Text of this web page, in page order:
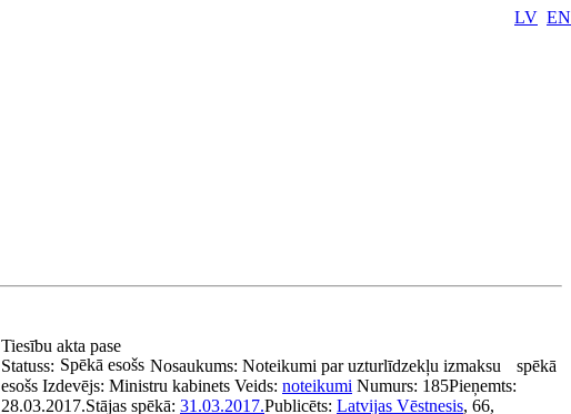
LV EN
Tiesību akta pase
Nosaukums: Noteikumi par uzturlīdzekļu izmaksu
Statuss: Spēkā esošs
spēkā
esošs Izdevējs: Ministru kabinets Veids: noteikumi Numurs: 185Pieņemts:
28.03.2017.Stājas spēkā: 31.03.2017.Publicēts: Latvijas Vēstnesis, 66,